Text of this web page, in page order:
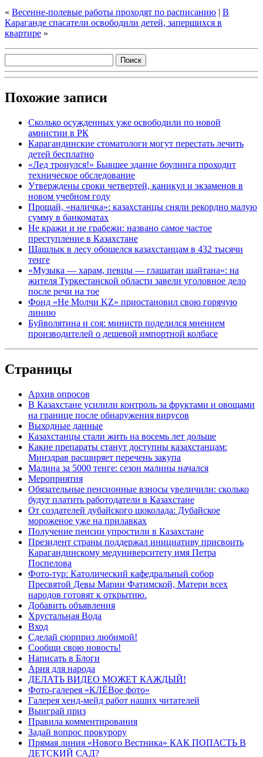
« Весенне-полевые работы проходят по расписанию | В
Караганде спасатели освободили детей, запершихся в
квартире »
Похожие записи
Сколько осужденных уже освободили по новой
амнистии в РК
Карагандинские стоматологи могут перестать лечить
детей бесплатно
«Лед тронулся!» Бывшее здание боулинга проходит
техническое обследование
Утверждены сроки четвертей, каникул и экзаменов в
новом учебном году
Прощай, «наличка»: казахстанцы сняли рекордно малую
сумму в банкоматах
Не кражи и не грабежи: названо самое частое
преступление в Казахстане
Шашлык в лесу обошелся казахстанцам в 432 тысячи
тенге
«Музыка — харам, певцы — глашатаи шайтана»: на
жителя Туркестанской области завели уголовное дело
после речи на тое
Фонд «Не Молчи KZ» приостановил свою горячую
линию
Буйволятина и соя: министр поделился мнением
производителей о дешевой импортной колбасе
Страницы
Архив опросов
В Казахстане усилили контроль за фруктами и овощами
на границе после обнаружения вирусов
Выходные данные
Казахстанцы стали жить на восемь лет дольше
Какие препараты станут доступны казахстанцам:
Минздрав расширяет перечень закупа
Малина за 5000 тенге: сезон малины начался
Мероприятия
Обязательные пенсионные взносы увеличили: сколько
будут платить работодатели в Казахстане
От создателей дубайского шоколада: Дубайское
мороженое уже на прилавках
Получение пенсии упростили в Казахстане
Президент страны поддержал инициативу присвоить
Карагандинскому медуниверситету имя Петра
Поспелова
Фото-тур: Католический кафедральный собор
Пресвятой Девы Марии Фатимской, Матери всех
народов готовят к открытию.
Добавить объявления
Хрустальная Вода
Вход
Сделай сюрприз любимой!
Сообщи свою новость!
Написать в Блоги
Ария для народа
ДЕЛАТЬ ВИДЕО МОЖЕТ КАЖДЫЙ!
Фото-галерея «КЛЁВое фото»
Галерея хенд-мейд работ наших читателей
Выиграй приз
Правила комментирования
Задай вопрос прокурору
Прямая линия «Нового Вестника» КАК ПОПАСТЬ В
ДЕТСКИЙ САД?